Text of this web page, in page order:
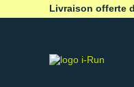
Livraison offerte